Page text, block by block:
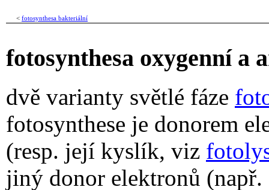
< fotosynthesa bakteriální
fotosynthesa oxygenní a
dvě varianty světlé fáze
fotosynthese je donorem
(resp. její kyslík, viz
jiný donor elektronů